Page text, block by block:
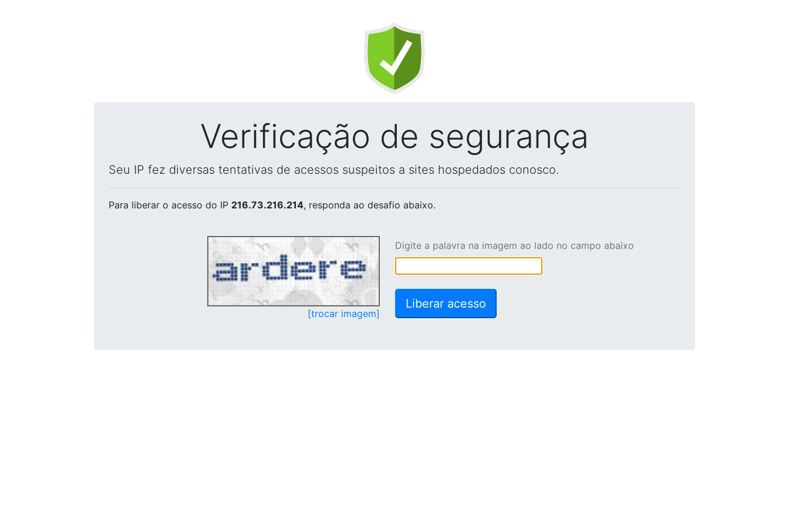
Verificação de segurança
Seu IP fez diversas tentativas de acessos suspeitos a sites hospedados conosco.
Para liberar o acesso do IP 216.73.216.214, responda ao desafio abaixo.
[trocar imagem]
Digite a palavra na imagem ao lado no campo abaixo